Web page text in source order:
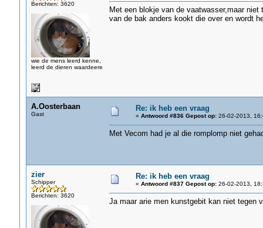
Berichten: 3620
wie de mens leerd kenne,
leerd de dieren waardeere
Met een blokje van de vaatwasser,maar
van de bak anders kookt die over en wordt
A.Oosterbaan
Gast
Re: ik heb een vraag
« Antwoord #836 Gepost op:26-02-2013,
Met Vecom had je al die romplomp niet
zier
Schipper
Berichten: 3620
Re: ik heb een vraag
« Antwoord #837 Gepost op:26-02-2013,
Ja maar arie men kunstgebit kan niet tegen